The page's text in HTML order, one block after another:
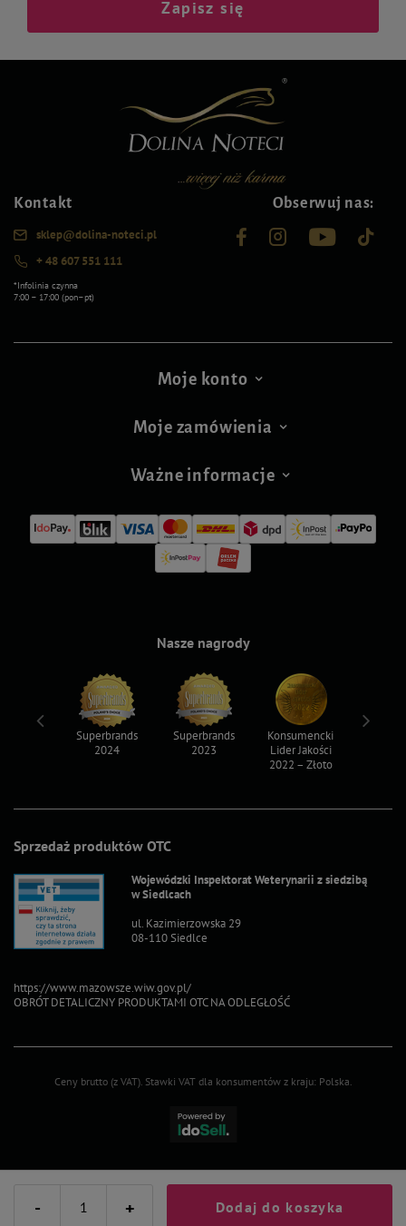
- + Dodaj do koszyka
Zapisz się
Kontakt
sklep@dolina-noteci.pl
+ 48 607 551 111
*Infolinia czynna
7:00 – 17:00 (pon–pt)
Obserwuj nas:
Moje konto
Moje zamówienia
Ważne informacje
Sprzedaż produktów OTC
Wojewódzki Inspektorat Weterynarii z siedzibą
w Siedlcach
ul. Kazimierzowska 29
08-110 Siedlce
https://www.mazowsze.wiw.gov.pl/
OBRÓT DETALICZNY PRODUKTAMI OTC NA ODLEGŁOŚĆ
Nasze nagrody
Superbrands
2024
Superbrands
2023
Konsumencki
Lider Jakości
2022 – Złoto
Ceny brutto (z VAT). Stawki VAT dla konsumentów z kraju: Polska